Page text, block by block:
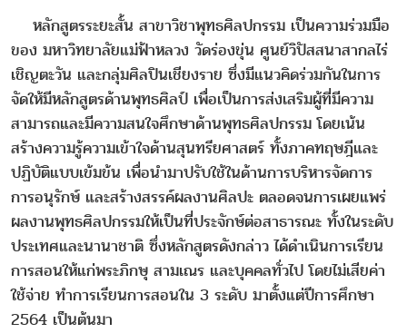
หลักสูตรระยะสั้น สาขาวิชาพุทธศิลปกรรม เป็นความร่วมมือ
ของ มหาวิทยาลัยแม่ฟ้าหลวง วัดร่องขุ่น ศูนย์วิปัสสนาสากลไร่
เชิญตะวัน และกลุ่มศิลปินเชียงราย ซึ่งมีแนวคิดร่วมกันในการ
จัดให้มีหลักสูตรด้านพุทธศิลป์ เพื่อเป็นการส่งเสริมผู้ที่มีความ
สามารถและมีความสนใจศึกษาด้านพุทธศิลปกรรม โดยเน้น
สร้างความรู้ความเข้าใจด้านสุนทรียศาสตร์ ทั้งภาคทฤษฎีและ
ปฏิบัติแบบเข้มข้น เพื่อนำมาปรับใช้ในด้านการบริหารจัดการ
การอนุรักษ์ และสร้างสรรค์ผลงานศิลปะ ตลอดจนการเผยแพร่
ผลงานพุทธศิลปกรรมให้เป็นที่ประจักษ์ต่อสาธารณะ ทั้งในระดับ
ประเทศและนานาชาติ ซึ่งหลักสูตรดังกล่าว ได้ดำเนินการเรียน
การสอนให้แก่พระภิกษุ สามเณร และบุคคลทั่วไป โดยไม่เสียค่า
ใช้จ่าย ทำการเรียนการสอนใน 3 ระดับ มาตั้งแต่ปีการศึกษา
2564 เป็นต้นมา